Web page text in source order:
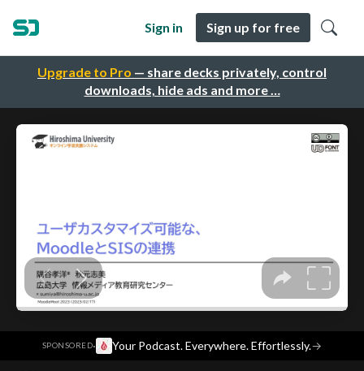
Upgrade to Pro — share decks privately, control
downloads, hide ads and more …
Sign in Sign up for free
SPONSORED· Your Podcast. Everywhere. Effortlessly.→